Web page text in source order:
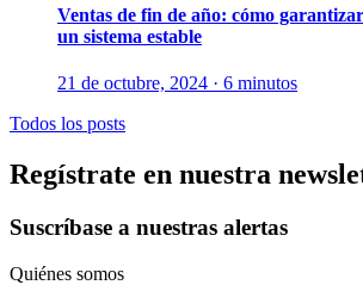
Ventas de fin de año: cómo garantizar
un sistema estable
21 de octubre, 2024 · 6 minutos
Todos los posts
Regístrate en nuestra
Suscríbase a nuestras alertas
Quiénes somos